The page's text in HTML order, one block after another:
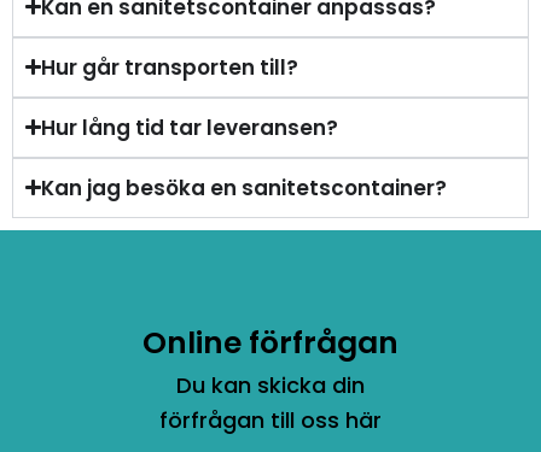
Kan en sanitetscontainer anpassas?
Hur går transporten till?
Hur lång tid tar leveransen?
Kan jag besöka en sanitetscontainer?
Online förfrågan
Du kan skicka din
förfrågan till oss här